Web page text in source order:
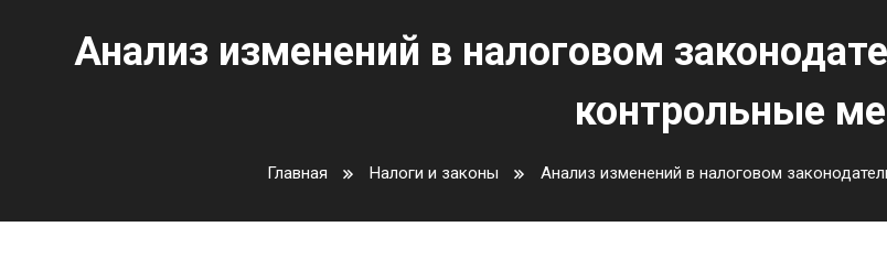
Анализ изменений в налоговом
контрольные
Главная Налоги и законы Анализ изменений в налоговом